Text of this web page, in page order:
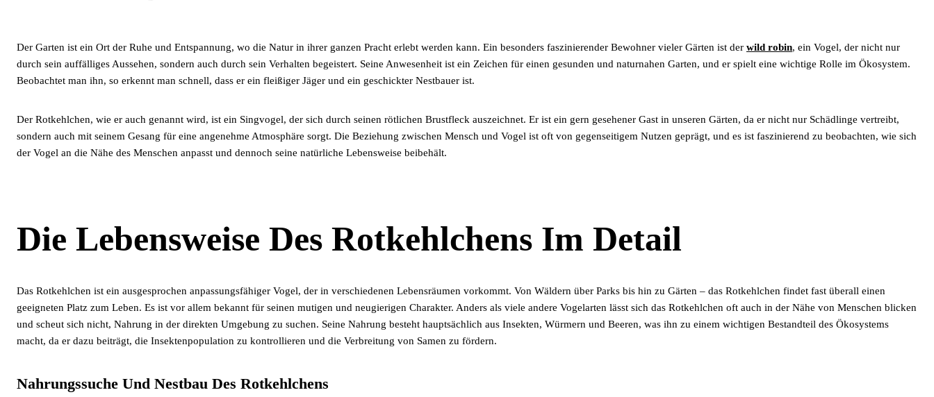
Der Garten ist ein Ort der Ruhe und Entspannung, wo die Natur in ihrer ganzen Pracht erlebt werden kann. Ein besonders faszinierender Bewohner vieler Gärten ist der wild robin, ein Vogel, der nicht nur
durch sein auffälliges Aussehen, sondern auch durch sein Verhalten begeistert. Seine Anwesenheit ist ein Zeichen für einen gesunden und naturnahen Garten, und er spielt eine wichtige Rolle im Ökosystem.
Beobachtet man ihn, so erkennt man schnell, dass er ein fleißiger Jäger und ein geschickter Nestbauer ist.
Der Rotkehlchen, wie er auch genannt wird, ist ein Singvogel, der sich durch seinen rötlichen Brustfleck auszeichnet. Er ist ein gern gesehener Gast in unseren Gärten, da er nicht nur Schädlinge vertreibt,
sondern auch mit seinem Gesang für eine angenehme Atmosphäre sorgt. Die Beziehung zwischen Mensch und Vogel ist oft von gegenseitigem Nutzen geprägt, und es ist faszinierend zu beobachten, wie sich
der Vogel an die Nähe des Menschen anpasst und dennoch seine natürliche Lebensweise beibehält.
Die Lebensweise Des Rotkehlchens Im Detail
Das Rotkehlchen ist ein ausgesprochen anpassungsfähiger Vogel, der in verschiedenen Lebensräumen vorkommt. Von Wäldern über Parks bis hin zu Gärten – das Rotkehlchen findet fast überall einen
geeigneten Platz zum Leben. Es ist vor allem bekannt für seinen mutigen und neugierigen Charakter. Anders als viele andere Vogelarten lässt sich das Rotkehlchen oft auch in der Nähe von Menschen blicken
und scheut sich nicht, Nahrung in der direkten Umgebung zu suchen. Seine Nahrung besteht hauptsächlich aus Insekten, Würmern und Beeren, was ihn zu einem wichtigen Bestandteil des Ökosystems
macht, da er dazu beiträgt, die Insektenpopulation zu kontrollieren und die Verbreitung von Samen zu fördern.
Nahrungssuche Und Nestbau Des Rotkehlchens